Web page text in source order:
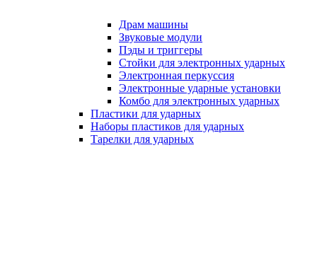
Драм машины
Звуковые модули
Пэды и триггеры
Стойки для электронных ударных
Электронная перкуссия
Электронные ударные установки
Комбо для электронных ударных
Пластики для ударных
Наборы пластиков для ударных
Тарелки для ударных